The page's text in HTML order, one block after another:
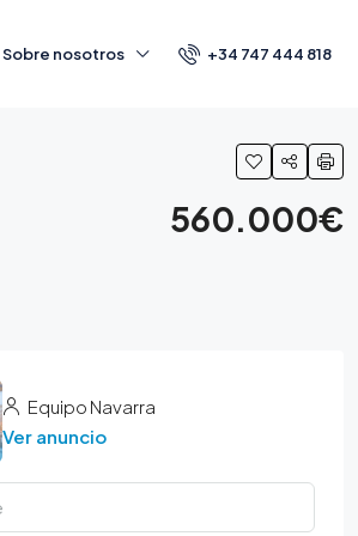
Sobre nosotros +34 747 444 818
560.000€
Equipo Navarra
Ver anuncio